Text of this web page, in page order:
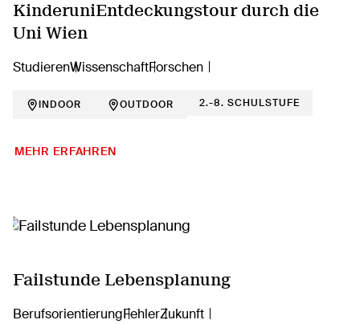
KinderuniEntdeckungstour durch die
Uni Wien
StudierenWissenschaftForschen
INDOOR OUTDOOR 2.-8. SCHULSTUFE
MEHR ERFAHREN
Failstunde Lebensplanung
BerufsorientierungFehlerZukunft